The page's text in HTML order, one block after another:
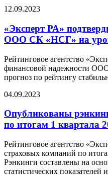
12.09.2023
«Эксперт РА»
ООО СК «НСГ» на
Рейтинговое агентство
финансовой надежности
прогноз по рейтингу
04.09.2023
Опубликованы
по итогам 1 квартала
Рейтинговое агентство
страховых компаний по
Рэнкинги составлены на
статистических